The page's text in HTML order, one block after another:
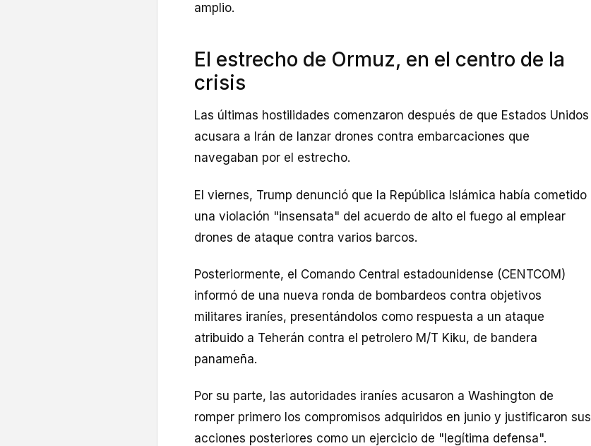
amplio.
El estrecho de Ormuz, en el centro de la
crisis
Las últimas hostilidades comenzaron después de que Estados Unidos
acusara a Irán de lanzar drones contra embarcaciones que
navegaban por el estrecho.
El viernes, Trump denunció que la República Islámica había cometido
una violación "insensata" del acuerdo de alto el fuego al emplear
drones de ataque contra varios barcos.
Posteriormente, el Comando Central estadounidense (CENTCOM)
informó de una nueva ronda de bombardeos contra objetivos
militares iraníes, presentándolos como respuesta a un ataque
atribuido a Teherán contra el petrolero M/T Kiku, de bandera
panameña.
Por su parte, las autoridades iraníes acusaron a Washington de
romper primero los compromisos adquiridos en junio y justificaron sus
acciones posteriores como un ejercicio de "legítima defensa".